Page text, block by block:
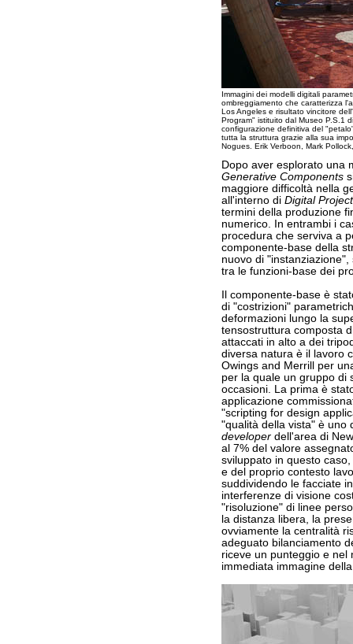
Immagini dei modelli digitali
ombreggiamento che caratterizza
Los Angeles e risultato vincitore
Program" istituito dal Museo P.S.1
configurazione definitiva del
tutta la struttura grazie alla sua
Nogues. Erik Verboon, Mark
Dopo aver esplorato una
Generative Components
maggiore difficoltà nella
all'interno di Digital Project
termini della produzione
numerico. In entrambi i
procedura che serviva a
componente-base della
nuovo di
tra le funzioni-base dei
Il componente-base è
di "costrizioni"
deformazioni lungo la
tensostruttura composta
attaccati in alto a dei
diversa natura è il lavoro
Owings and Merrill per
per la quale un gruppo di
occasioni. La prima è
applicazione
"scripting for design
"qualità della vista" è uno
developer dell'area di
al 7% del valore
sviluppato in questo
e del proprio contesto
suddividendo le facciate
interferenze di visione
"risoluzione" di linee
la distanza libera, la
ovviamente la centralità
adeguato bilanciamento
riceve un punteggio e nel
immediata immagine